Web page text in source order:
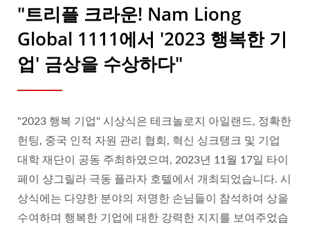
"트리플 크라운! Nam Liong
Global 1111에서 '2023 행복한 기
업' 금상을 수상하다"
"2023 행복 기업" 시상식은 테크놀로지 아일랜드, 정확한
헌팅, 중국 인적 자원 관리 협회, 혁신 싱크탱크 및 기업
대학 재단이 공동 주최하였으며, 2023년 11월 17일 타이
페이 샹그릴라 극동 플라자 호텔에서 개최되었습니다. 시
상식에는 다양한 분야의 저명한 손님들이 참석하여 상을
수여하며 행복한 기업에 대한 강력한 지지를 보여주었습